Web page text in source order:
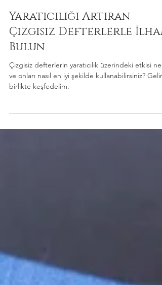
29 Kas 2024 2 dakikada okunur
Yaratıcılığı Artıran
Çizgisiz Defterlerle
Bulun
Çizgisiz defterlerin yaratıcılık üzerindeki etkisi